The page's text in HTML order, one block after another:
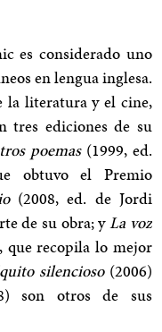
es considerado uno
en lengua inglesa.
la literatura y el cine,
tres ediciones de su
poemas(1999, ed.
obtuvo el Premio
(2008, ed. de Jordi
de su obra; yLa voz
que recopila lo mejor
silencioso(2006)
son otros de sus